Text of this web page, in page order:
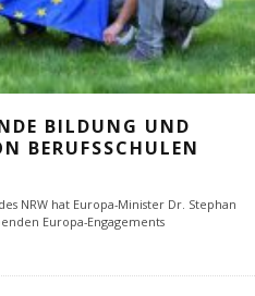
BILDUNG UND
BERUFSSCHULEN
NRW hat Europa-Minister Dr. Stephan
Europa-Engagements